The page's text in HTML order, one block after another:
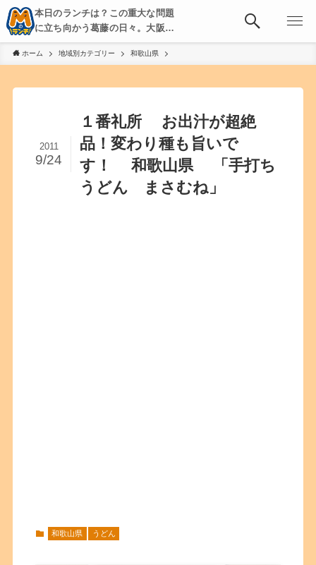
本日のランチは？この重大な問題
に立ち向かう葛藤の日々。大阪・
京都・神戸を中心とした食べ歩
き、飲み歩きを綴る。
ホーム 地域別カテゴリー 和歌山県
１番礼所 お出汁が超絶
品！変わり種も旨いで
す！ 和歌山県 「手打ち
うどん まさむね」
2011
9/24
和歌山県 うどん